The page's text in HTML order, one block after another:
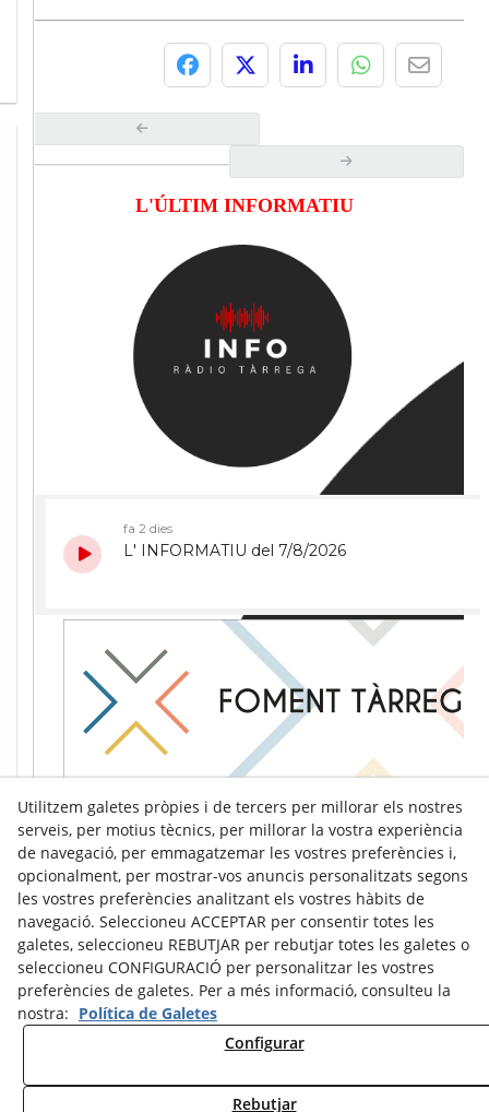
L'ÚLTIM INFORMATIU
Utilitzem galetes pròpies i de tercers per millorar els nostres
serveis, per motius tècnics, per millorar la vostra experiència
de navegació, per emmagatzemar les vostres preferències i,
opcionalment, per mostrar-vos anuncis personalitzats segons
les vostres preferències analitzant els vostres hàbits de
navegació. Seleccioneu ACCEPTAR per consentir totes les
galetes, seleccioneu REBUTJAR per rebutjar totes les galetes o
seleccioneu CONFIGURACIÓ per personalitzar les vostres
preferències de galetes. Per a més informació, consulteu la
nostra: Política de Galetes
Configurar
Rebutjar